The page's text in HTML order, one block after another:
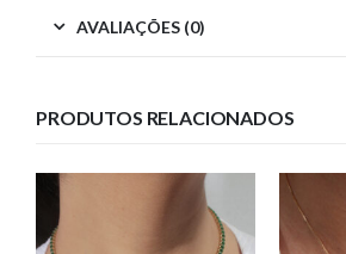
AVALIAÇÕES (0)
PRODUTOS RELACIONADOS